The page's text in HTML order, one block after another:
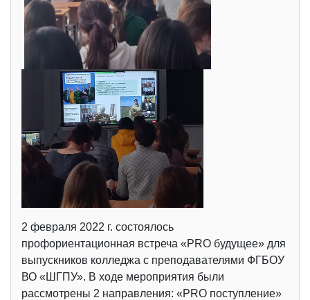
2 февраля 2022 г. состоялось
профориентационная встреча «PRO будущее» для
выпускников колледжа с преподавателями ФГБОУ
ВО «ШГПУ». В ходе мероприятия были
рассмотрены 2 направления: «PRO поступление»